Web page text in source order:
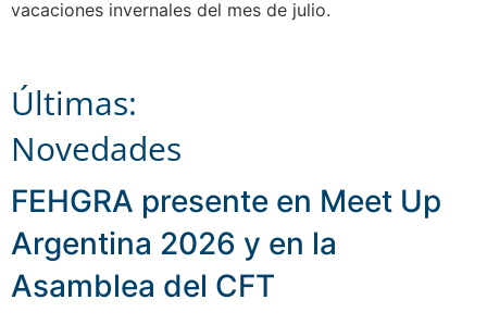
vacaciones invernales del mes de julio.
Últimas:
Novedades
FEHGRA presente en Meet Up
Argentina 2026 y en la
Asamblea del CFT